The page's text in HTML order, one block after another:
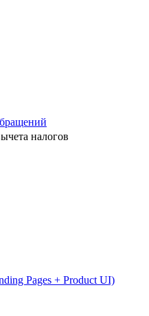
налогов
Pages + Product UI)